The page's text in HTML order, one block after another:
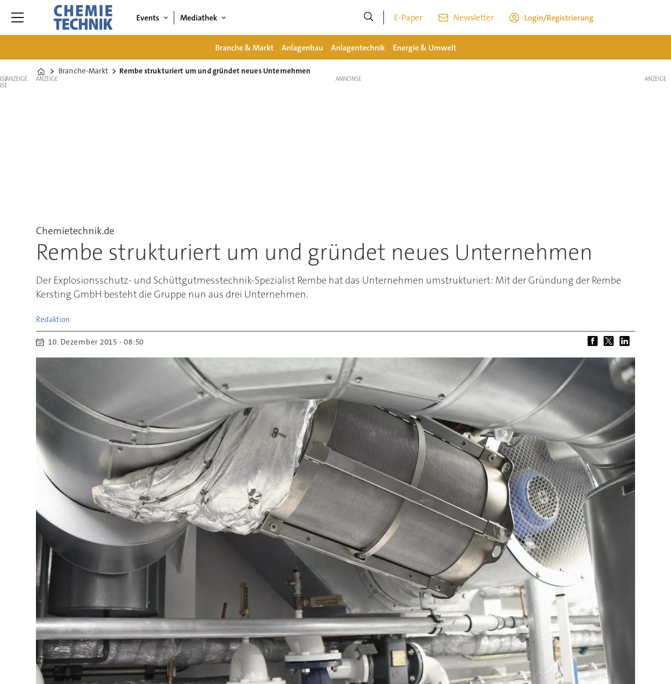
Events Mediathek E-Paper Newsletter Login/Registrierung
Branche & Markt Anlagenbau Anlagentechnik Energie & Umwelt
Home
Branche-Markt Rembe strukturiert um und gründet neues Unternehmen
ANZEIGE ANZEIGE
Chemietechnik.de
Rembe strukturiert um und gründet neues Unternehmen
Der Explosionsschutz- und Schüttgutmesstechnik-Spezialist Rembe hat das Unternehmen umstrukturiert: Mit der Gründung der Rembe
Kersting GmbH besteht die Gruppe nun aus drei Unternehmen.
Redaktion
10. Dezember 2015 - 08:50
ANZEIGE